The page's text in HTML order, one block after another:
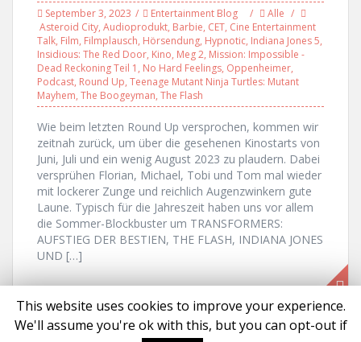
September 3, 2023 Entertainment Blog
Alle
Asteroid City, Audioprodukt, Barbie, CET, Cine Entertainment
Talk, Film, Filmplausch, Hörsendung, Hypnotic, Indiana Jones 5,
Insidious: The Red Door, Kino, Meg 2, Mission: Impossible -
Dead Reckoning Teil 1 , No Hard Feelings, Oppenheimer,
Podcast, Round Up, Teenage Mutant Ninja Turtles: Mutant
Mayhem, The Boogeyman, The Flash
Wie beim letzten Round Up versprochen, kommen wir
zeitnah zurück, um über die gesehenen Kinostarts von
Juni, Juli und ein wenig August 2023 zu plaudern. Dabei
versprühen Florian, Michael, Tobi und Tom mal wieder
mit lockerer Zunge und reichlich Augenzwinkern gute
Laune. Typisch für die Jahreszeit haben uns vor allem
die Sommer-Blockbuster um TRANSFORMERS:
AUFSTIEG DER BESTIEN, THE FLASH, INDIANA JONES
UND […]
Proudly powered by WordPress |Theme: Solon by aThemes
This website uses cookies to improve your experience.
We'll assume you're ok with this, but you can opt-out if